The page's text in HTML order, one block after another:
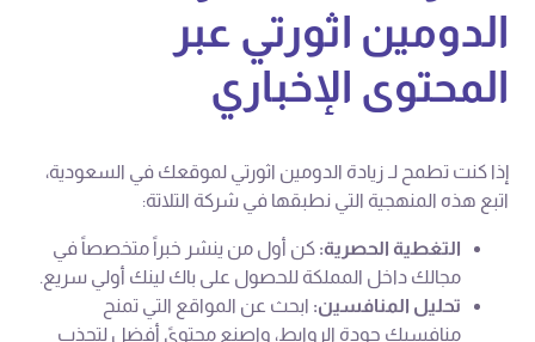
الدومين اثورتي عبر
المحتوى الإخباري
إذا كنت تطمح لـ زيادة الدومين اثورتي لموقعك في السعودية،
اتبع هذه المنهجية التي نطبقها في شركة التلاتة:
التغطية الحصرية: كن أول من ينشر خبراً متخصصاً في
مجالك داخل المملكة للحصول على باك لينك أولي سريع.
تحليل المنافسين: ابحث عن المواقع التي تمنح
منافسيك جودة الروابط، واصنع محتوىً أفضل لتجذب